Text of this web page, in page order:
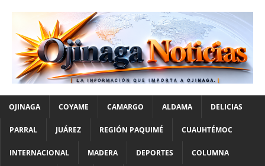
OJINAGA COYAME CAMARGO ALDAMA DELICIAS
PARRAL JUÁREZ REGIÓN PAQUIMÉ CUAUHTÉMOC
INTERNACIONAL MADERA DEPORTES COLUMNA